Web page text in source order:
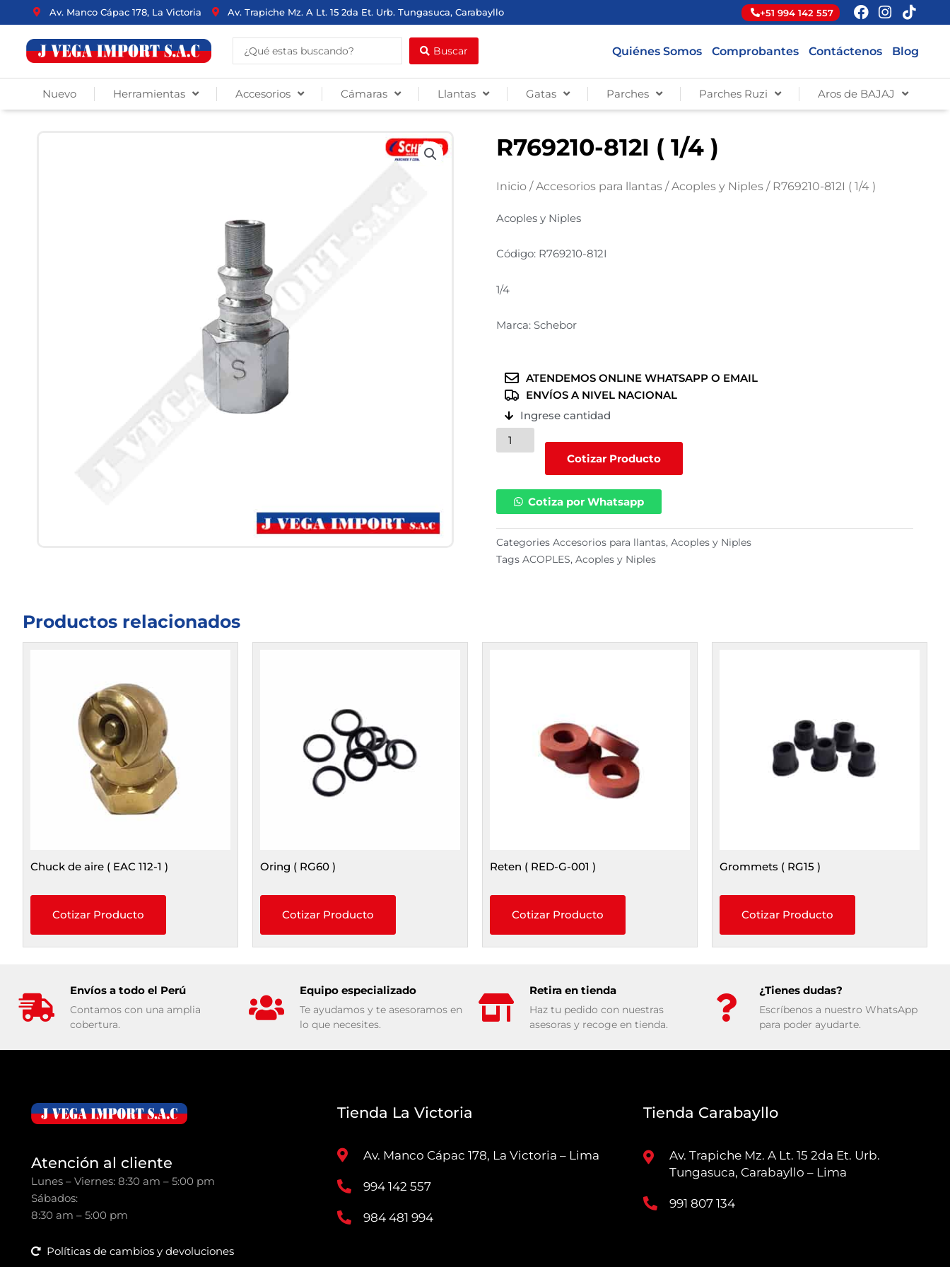
al
contenido
Av. Manco Cápac 178, La Victoria Av. Trapiche Mz. A Lt. 15 2da Et. Urb. Tungasuca, Carabayllo +51 994 142 557
Search
...
Buscar Quiénes Somos Comprobantes Contáctenos Blog
Nuevo Herramientas Accesorios Cámaras Llantas Gatas Parches Parches Ruzi Aros de BAJAJ
R769210-812I ( 1/4 )
Inicio /Accesorios para llantas /Acoples y Niples / R769210-812I ( 1/4 )
Acoples y Niples
Código: R769210-812I
1/4
Marca: Schebor
ATENDEMOS ONLINE WHATSAPP O EMAIL
ENVÍOS A NIVEL NACIONAL
Ingrese cantidad
R769210-
812I
1/4
Cotizar Producto
Cotiza por Whatsapp
Categories Accesorios para llantas, Acoples y Niples
Tags ACOPLES, Acoples y Niples
Productos relacionados
Chuck de aire ( EAC 112-1 )
Cotizar Producto
Oring ( RG60 )
Cotizar Producto
Reten ( RED-G-001 )
Cotizar Producto
Grommets ( RG15 )
Cotizar Producto
Envíos a todo el Perú
Contamos con una amplia
cobertura.
Equipo especializado
Te ayudamos y te asesoramos en
lo que necesites.
Retira en tienda
Haz tu pedido con nuestras
asesoras y recoge en tienda.
¿Tienes dudas?
Escríbenos a nuestro WhatsApp
para poder ayudarte.
Atención al cliente
Lunes – Viernes: 8:30 am – 5:00 pm
Sábados:
8:30 am – 5:00 pm
Políticas de cambios y devoluciones
Tienda La Victoria
Av. Manco Cápac 178, La Victoria – Lima
994 142 557
984 481 994
Tienda Carabayllo
Av. Trapiche Mz. A Lt. 15 2da Et. Urb.
Tungasuca, Carabayllo – Lima
991 807 134